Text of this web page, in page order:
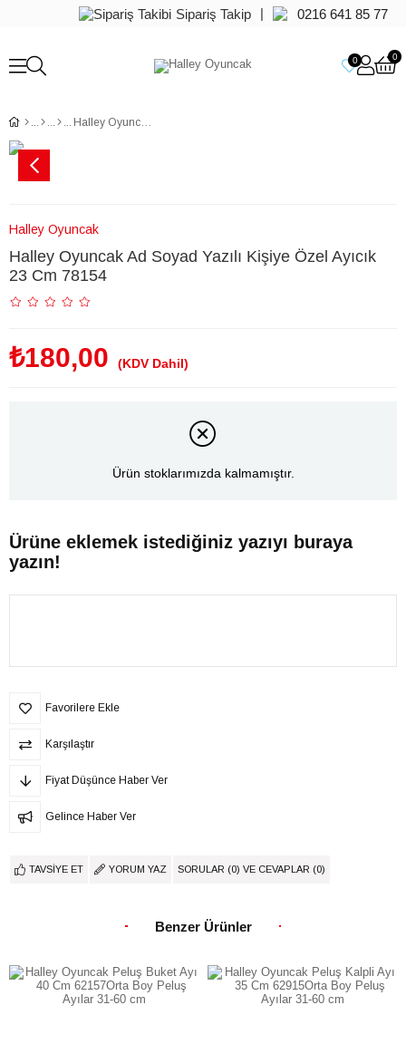
Sipariş Takip | 0216 641 85 77
0 0
Halley Oyuncak Ad Soyad Yazılı Kişiye Özel Ayıcık 23 Cm 78154
Halley Oyuncak
Halley Oyuncak Ad Soyad Yazılı Kişiye Özel Ayıcık
23 Cm 78154
₺180,00 (KDV Dahil)
Ürün stoklarımızda kalmamıştır.
Ürüne eklemek istediğiniz yazıyı buraya
yazın!
Favorilere Ekle
Karşılaştır
Fiyat Düşünce Haber Ver
Gelince Haber Ver
TAVSIYE ET YORUM YAZ SORULAR (0) VE CEVAPLAR (0)
Benzer Ürünler